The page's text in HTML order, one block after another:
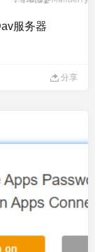
服务器
分享